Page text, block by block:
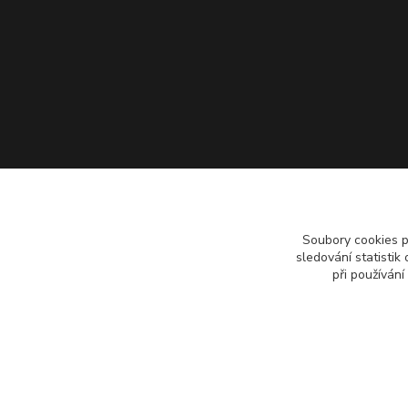
Soubory cookies
sledování statistik
při